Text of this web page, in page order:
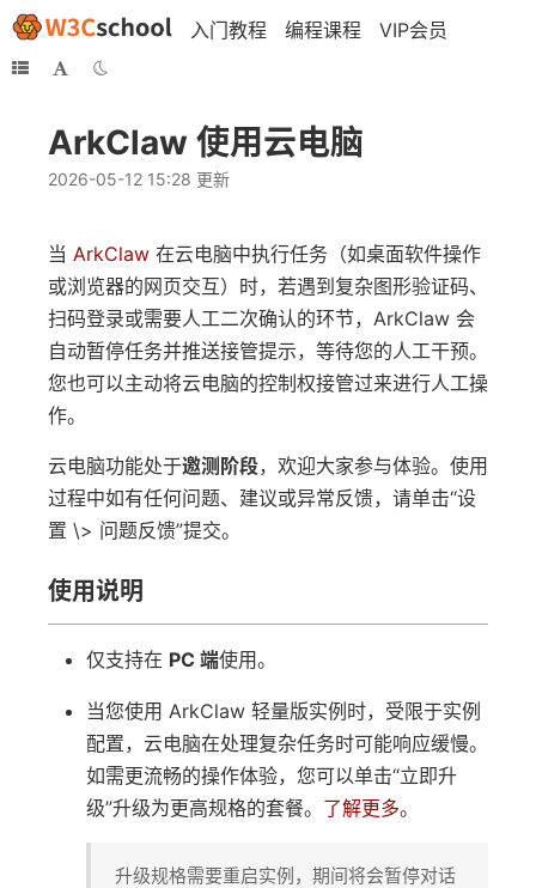
入门教程 编程课程 VIP会员
ArkClaw 使用云电脑
2026-05-12 15:28 更新
当 ArkClaw 在云电脑中执行任务（如桌面软件操作
或浏览器的网页交互）时，若遇到复杂图形验证码、
扫码登录或需要人工二次确认的环节，ArkClaw 会
自动暂停任务并推送接管提示，等待您的人工干预。
您也可以主动将云电脑的控制权接管过来进行人工操
作。
云电脑功能处于邀测阶段，欢迎大家参与体验。使用
过程中如有任何问题、建议或异常反馈，请单击“设
置 \> 问题反馈”提交。
使用说明
仅支持在 PC 端使用。
当您使用 ArkClaw 轻量版实例时，受限于实例
配置，云电脑在处理复杂任务时可能响应缓慢。
如需更流畅的操作体验，您可以单击“立即升
级”升级为更高规格的套餐。 了解更多。
升级规格需要重启实例，期间将会暂停对话